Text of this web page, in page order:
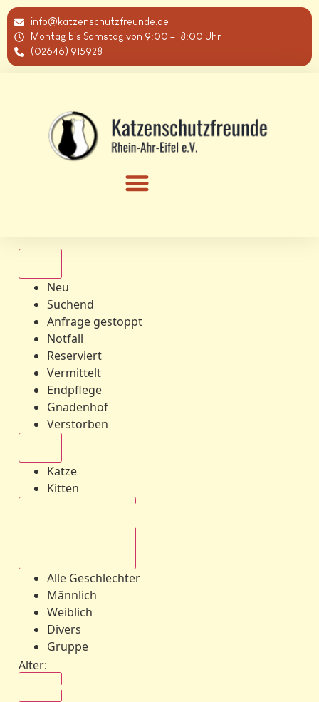
info@katzenschutzfreunde.de
Montag bis Samstag von 9:00 – 18:00 Uhr
(02646) 915928
Neu
Suchend
Anfrage gestoppt
Notfall
Reserviert
Vermittelt
Endpflege
Gnadenhof
Verstorben
Katze
Kitten
Alle Geschlechter
Männlich
Weiblich
Divers
Gruppe
Alter: